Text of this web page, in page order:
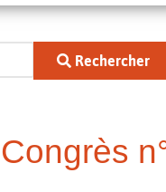
Rechercher